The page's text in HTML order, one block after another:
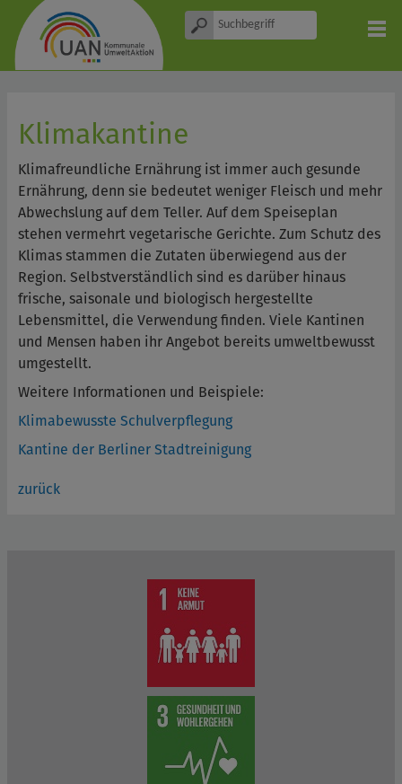
Klimakantine
Klimafreundliche Ernährung ist immer auch gesunde
Ernährung, denn sie bedeutet weniger Fleisch und mehr
Abwechslung auf dem Teller. Auf dem Speiseplan
stehen vermehrt vegetarische Gerichte. Zum Schutz des
Klimas stammen die Zutaten überwiegend aus der
Region. Selbstverständlich sind es darüber hinaus
frische, saisonale und biologisch hergestellte
Lebensmittel, die Verwendung finden. Viele Kantinen
und Mensen haben ihr Angebot bereits umweltbewusst
umgestellt.
Weitere Informationen und Beispiele:
Klimabewusste Schulverpflegung
Kantine der Berliner Stadtreinigung
zurück